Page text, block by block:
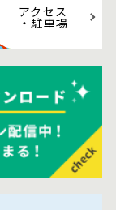
アクセス
・駐車場